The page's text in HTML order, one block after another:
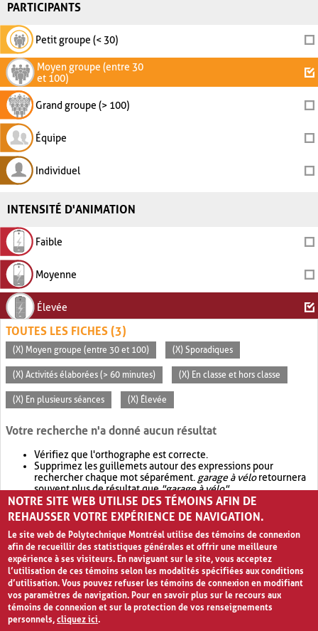
PARTICIPANTS
Petit groupe (< 30)
Moyen groupe (entre 30
et 100)
Grand groupe (> 100)
Équipe
Individuel
INTENSITÉ D'ANIMATION
Faible
Moyenne
Élevée
TOUTES LES FICHES (3)
(X) Moyen groupe (entre 30 et 100) (X) Sporadiques
(X) Activités élaborées (> 60 minutes) (X) En classe et hors classe
(X) En plusieurs séances (X) Élevée
Votre recherche n'a donné aucun résultat
Vérifiez que l'orthographe est correcte.
Supprimez les guillemets autour des expressions pour
rechercher chaque mot séparément. garage à véloretournera
souvent plus de résultat que"garage à vélo".
Envisagez d'élargir votre recherche avec OR.garage OR vélo
retournera souvent plus de résultat quegarage à vélo
NOTRE SITE WEB UTILISE DES TÉMOINS AFIN DE
REHAUSSER VOTRE EXPÉRIENCE DE NAVIGATION.
Le site web de Polytechnique Montréal utilise des témoins de connexion
afin de recueillir des statistiques générales et offrir une meilleure
expérience à ses visiteurs. En naviguant sur le site, vous acceptez
l’utilisation de ces témoins selon les modalités spécifiées aux conditions
d’utilisation. Vous pouvez refuser les témoins de connexion en modifiant
vos paramètres de navigation. Pour en savoir plus sur le recours aux
témoins de connexion et sur la protection de vos renseignements
personnels,cliquez ici.